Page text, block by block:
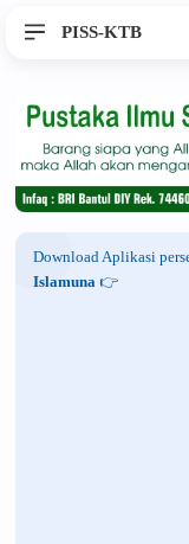
PISS-KTB
Download Aplikasi
Islamuna 👉